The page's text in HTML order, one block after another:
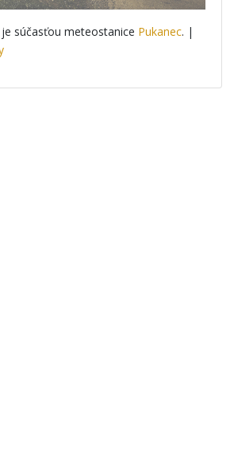
súčasťou meteostanice Pukanec. |